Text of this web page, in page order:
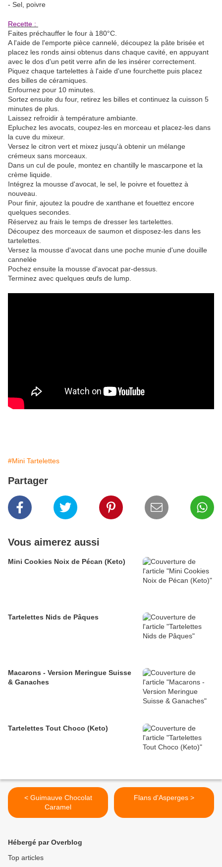
- Sel, poivre
Recette :
Faites préchauffer le four à 180°C.
A l'aide de l'emporte pièce cannelé, découpez la pâte brisée et
placez les ronds ainsi obtenus dans chaque cavité, en appuyant
avec le dos d'un petit verre afin de les insérer correctement.
Piquez chaque tartelettes à l'aide d'une fourchette puis placez
des billes de céramiques.
Enfournez pour 10 minutes.
Sortez ensuite du four, retirez les billes et continuez la cuisson 5
minutes de plus.
Laissez refroidir à température ambiante.
Epluchez les avocats, coupez-les en morceau et placez-les dans
la cuve du mixeur.
Versez le citron vert et mixez jusqu'à obtenir un mélange
crémeux sans morceaux.
Dans un cul de poule, montez en chantilly le mascarpone et la
crème liquide.
Intégrez la mousse d'avocat, le sel, le poivre et fouettez à
nouveau.
Pour finir, ajoutez la poudre de xanthane et fouettez encore
quelques secondes.
Réservez au frais le temps de dresser les tartelettes.
Découpez des morceaux de saumon et disposez-les dans les
tartelettes.
Versez la mousse d'avocat dans une poche munie d'une douille
cannelée
Pochez ensuite la mousse d'avocat par-dessus.
Terminez avec quelques œufs de lump.
#Mini Tartelettes
Partager
Vous aimerez aussi
Mini Cookies Noix de Pécan (Keto)
Tartelettes Nids de Pâques
Macarons - Version Meringue Suisse
& Ganaches
Tartelettes Tout Choco (Keto)
< Guimauve Chocolat
Caramel
Flans d'Asperges >
Hébergé par Overblog
Top articles